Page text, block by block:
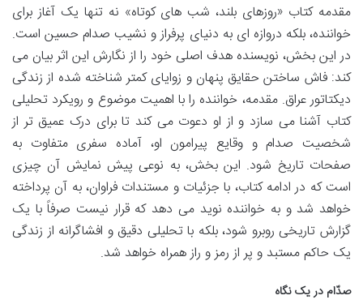
مقدمه کتاب «روزهای بلند، شب های کوتاه» نه تنها یک آغاز برای
خواننده، بلکه دروازه ای به دنیای پرفراز و نشیب صدام حسین است.
در این بخش، نویسنده هدف اصلی خود را از نگارش این اثر بیان می
کند: فاش ساختن حقایق پنهان و زوایای کمتر شناخته شده از زندگی
دیکتاتور عراق. مقدمه، خواننده را با اهمیت موضوع و رویکرد تحلیلی
کتاب آشنا می سازد و از او دعوت می کند تا برای درک عمیق تر از
شخصیت صدام و وقایع پیرامون او، آماده سفری متفاوت به
صفحات تاریخ شود. این بخش، به نوعی پیش نمایش آن چیزی
است که در ادامه کتاب، با جزئیات و مستندات فراوان، به آن پرداخته
خواهد شد و به خواننده نوید می دهد که قرار نیست صرفاً با یک
گزارش تاریخی روبرو شود، بلکه با تحلیلی دقیق و افشاگرانه از زندگی
یک حاکم مستبد و پر از رمز و راز همراه خواهد شد.
صدّام در یک نگاه